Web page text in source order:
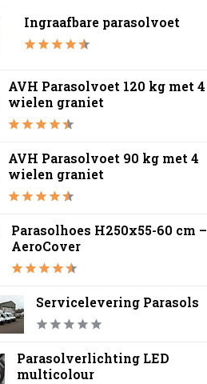
Ingraafbare parasolvoet
AVH Parasolvoet 120 kg met 4
wielen graniet
AVH Parasolvoet 90 kg met 4
wielen graniet
Parasolhoes H250x55-60 cm –
AeroCover
Servicelevering Parasols
Parasolverlichting LED
multicolour